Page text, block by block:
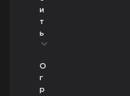
и
т
ь
О
г
р